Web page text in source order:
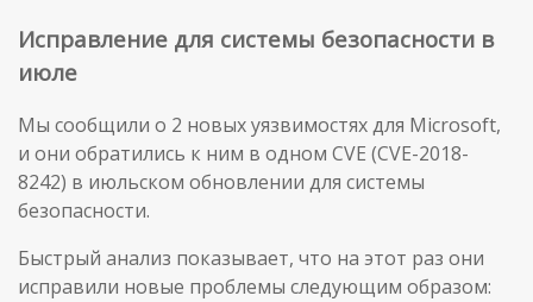
Исправление для системы безопасности в
июле
Мы сообщили о 2 новых уязвимостях для Microsoft,
и они обратились к ним в одном CVE (CVE-2018-
8242) в июльском обновлении для системы
безопасности.
Быстрый анализ показывает, что на этот раз они
исправили новые проблемы следующим образом: